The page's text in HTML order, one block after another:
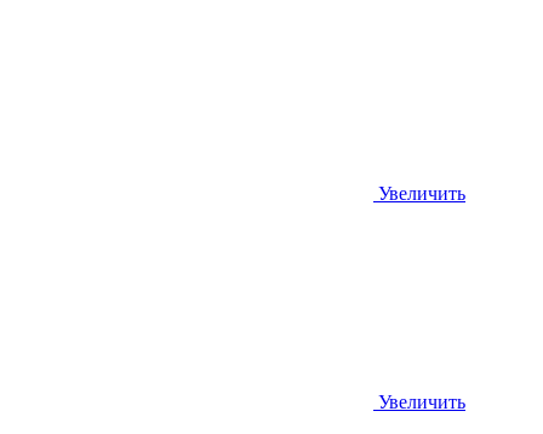
Увеличить
Увеличить